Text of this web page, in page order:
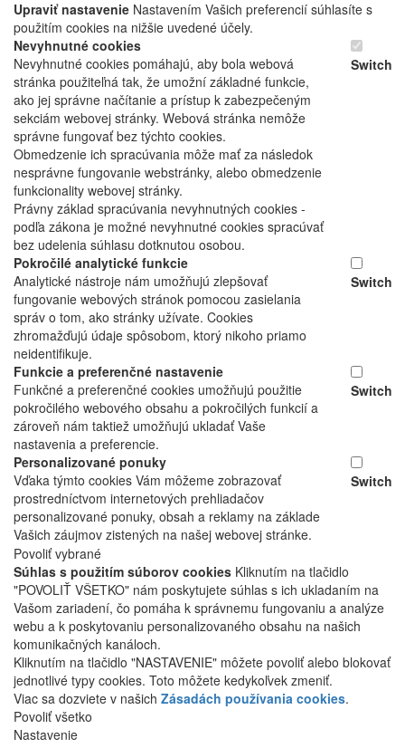
Upraviť nastavenie Nastavením Vašich preferencií súhlasíte s
použitím cookies na nižšie uvedené účely.
Nevyhnutné cookies
Nevyhnutné cookies pomáhajú, aby bola webová
stránka použiteľná tak, že umožní základné funkcie,
ako jej správne načítanie a prístup k zabezpečeným
sekciám webovej stránky. Webová stránka nemôže
správne fungovať bez týchto cookies.
Obmedzenie ich spracúvania môže mať za následok
nesprávne fungovanie webstránky, alebo obmedzenie
funkcionality webovej stránky.
Právny základ spracúvania nevyhnutných cookies -
podľa zákona je možné nevyhnutné cookies spracúvať
bez udelenia súhlasu dotknutou osobou.
Switch
Pokročilé analytické funkcie
Analytické nástroje nám umožňujú zlepšovať
fungovanie webových stránok pomocou zasielania
správ o tom, ako stránky užívate. Cookies
zhromažďujú údaje spôsobom, ktorý nikoho priamo
neidentifikuje.
Switch
Funkcie a preferenčné nastavenie
Funkčné a preferenčné cookies umožňujú použitie
pokročilého webového obsahu a pokročilých funkcií a
zároveň nám taktiež umožňujú ukladať Vaše
nastavenia a preferencie.
Switch
Personalizované ponuky
Vďaka týmto cookies Vám môžeme zobrazovať
prostredníctvom internetových prehliadačov
personalizované ponuky, obsah a reklamy na základe
Vašich záujmov zistených na našej webovej stránke.
Switch
Povoliť vybrané
Súhlas s použitím súborov cookies Kliknutím na tlačidlo
"POVOLIŤ VŠETKO" nám poskytujete súhlas s ich ukladaním na
Vašom zariadení, čo pomáha k správnemu fungovaniu a analýze
webu a k poskytovaniu personalizovaného obsahu na našich
komunikačných kanáloch.
Kliknutím na tlačidlo "NASTAVENIE" môžete povoliť alebo blokovať
jednotlivé typy cookies. Toto môžete kedykoľvek zmeniť.
Viac sa dozviete v našich Zásadách používania cookies.
Povoliť všetko
Nastavenie